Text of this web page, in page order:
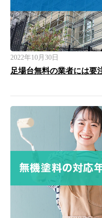
2022年10月30日
足場台無料の業者には要